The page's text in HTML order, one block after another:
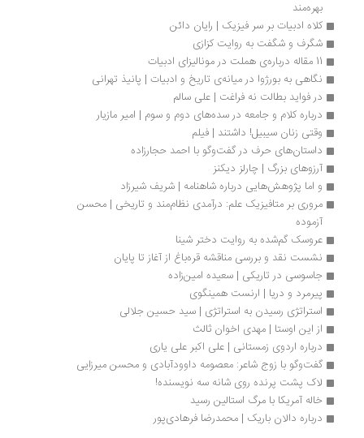
کلاه ادبیات بر سر فیزیک | رایان دائن
شگرف و شگفت به روایت کزازی
نگاهی به بورژوا در میانه‌ی تاریخ و ادبیات | پانیذ تهرانی
در فواید بطالت نه فراغت | علی سالم
درباره کلام و جامعه در سده‌های دوم و سوم | امیر مازیار
وقتی زنان سیبیل! داشتند | فیلم
داستان‌های حرف در گفت‌وگو با احمد حجارزاده
آرزوهای بزرگ | چارلز دیکنز
و اما پژوهش‌هایی درباره شاهنامه | شریف شیرزاد
مروری بر متافیزیک علم: درآمدی نظام‌مند و تاریخی | محسن
عروسک گم‌شده به روایت دختر شینا
نشست نقد و بررسی مناقشه قره‌باغ از آغاز تا پایان
جاسوسی در تاریکی | سعیده امین‌زاده
پیرمرد و دریا | ارنست همینگوی
استراتژی رسیدن به استراتژی | سید حسین جلالی
از این اوستا | مهدی اخوان ثالث
درباره اردوی زمستانی | علی اکبر علی یاری
گفت‌وگو با زوج شاعر: معصومه داوودآبادی و محسن میرزایی‌
لاک پشت پرنده روی شانه سه نویسنده!
خاله آمریکا با مرگ استالین رسید
درباره دالان باریک | محمدرضا فرهادی‌پور